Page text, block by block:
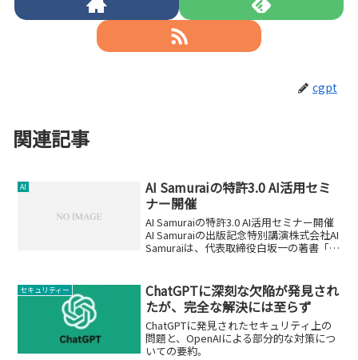
cgpt
関連記事
AI
AI Samuraiの特許3.0 AI活用セミ
ナー開催
AI Samuraiの特許3.0 AI活用セミナー開催
AI Samuraiの出版記念特別講演株式会社AI
Samuraiは、代表取締役白坂一の著書「特
催します...
セキュリティー
ChatGPTに深刻な欠陥が発見され
たが、完全な解決には至らず
ChatGPTに発見されたセキュリティ上の
問題と、OpenAIによる部分的な対策につ
いての要約。